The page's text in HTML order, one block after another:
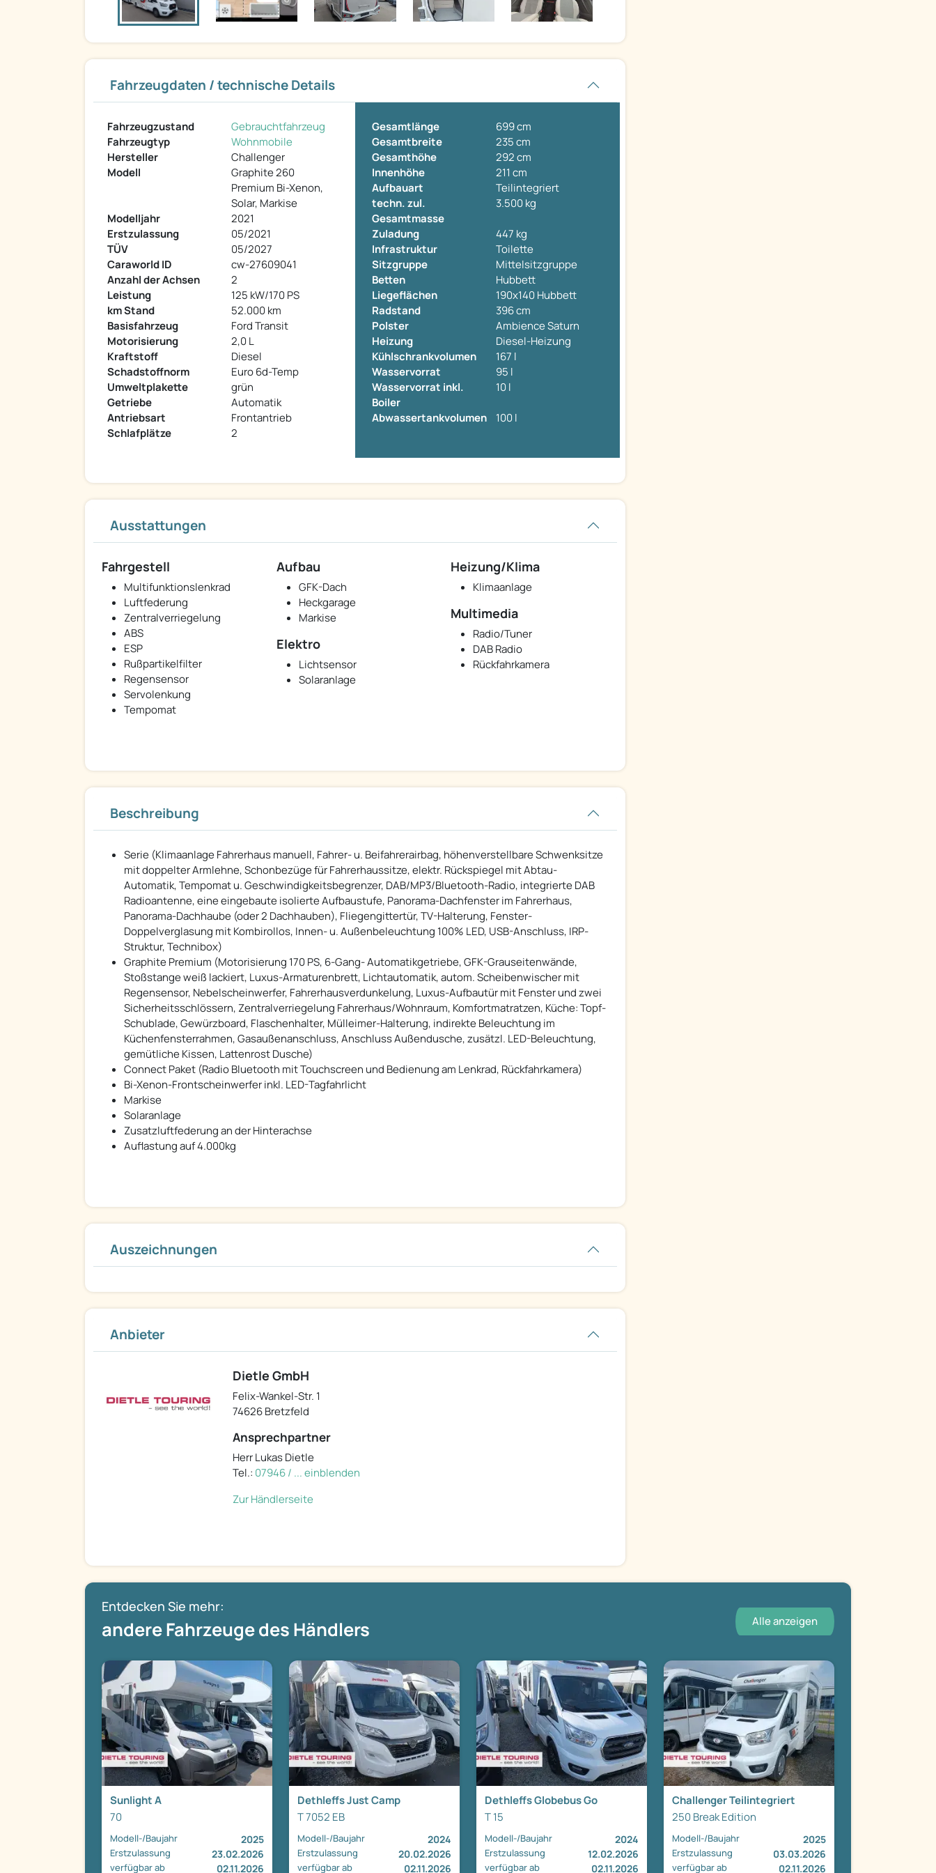
Fahrzeugdaten / technische Details
Fahrzeugzustand
Gebrauchtfahrzeug
Fahrzeugtyp
Wohnmobile
Hersteller
Challenger
Modell
Graphite 260
Premium Bi-Xenon,
Solar, Markise
Modelljahr
2021
Erstzulassung
05/2021
TÜV
05/2027
Caraworld ID
cw-27609041
Anzahl der Achsen
2
Leistung
125 kW/170 PS
km Stand
52.000 km
Basisfahrzeug
Ford Transit
Motorisierung
2,0 L
Kraftstoff
Diesel
Schadstoffnorm
Euro 6d-Temp
Umweltplakette
grün
Getriebe
Automatik
Antriebsart
Frontantrieb
Schlafplätze
2
Gesamtlänge
699 cm
Gesamtbreite
235 cm
Gesamthöhe
292 cm
Innenhöhe
211 cm
Aufbauart
Teilintegriert
techn. zul.
Gesamtmasse
3.500 kg
Zuladung
447 kg
Infrastruktur
Toilette
Sitzgruppe
Mittelsitzgruppe
Betten
Hubbett
Liegeflächen
190x140 Hubbett
Radstand
396 cm
Polster
Ambience Saturn
Heizung
Diesel-Heizung
Kühlschrankvolumen
167 l
Wasservorrat
95 l
Wasservorrat inkl.
Boiler
10 l
Abwassertankvolumen 100 l
Ausstattungen
Fahrgestell
Multifunktionslenkrad
Luftfederung
Zentralverriegelung
ABS
ESP
Rußpartikelfilter
Regensensor
Servolenkung
Tempomat
Aufbau
GFK-Dach
Heckgarage
Markise
Heizung/Klima
Klimaanlage
Multimedia
Radio/Tuner
DAB Radio
Rückfahrkamera
Elektro
Lichtsensor
Solaranlage
Beschreibung
Serie (Klimaanlage Fahrerhaus manuell, Fahrer- u. Beifahrerairbag, höhenverstellbare Schwenksitze
mit doppelter Armlehne, Schonbezüge für Fahrerhaussitze, elektr. Rückspiegel mit Abtau-
Automatik, Tempomat u. Geschwindigkeitsbegrenzer, DAB/MP3/Bluetooth-Radio, integrierte DAB
Radioantenne, eine eingebaute isolierte Aufbaustufe, Panorama-Dachfenster im Fahrerhaus,
Panorama-Dachhaube (oder 2 Dachhauben), Fliegengittertür, TV-Halterung, Fenster-
Doppelverglasung mit Kombirollos, Innen- u. Außenbeleuchtung 100% LED, USB-Anschluss, IRP-
Struktur, Technibox)
Graphite Premium (Motorisierung 170 PS, 6-Gang- Automatikgetriebe, GFK-Grauseitenwände,
Stoßstange weiß lackiert, Luxus-Armaturenbrett, Lichtautomatik, autom. Scheibenwischer mit
Regensensor, Nebelscheinwerfer, Fahrerhausverdunkelung, Luxus-Aufbautür mit Fenster und zwei
Sicherheitsschlössern, Zentralverriegelung Fahrerhaus/Wohnraum, Komfortmatratzen, Küche: Topf-
Schublade, Gewürzboard, Flaschenhalter, Mülleimer-Halterung, indirekte Beleuchtung im
Küchenfensterrahmen, Gasaußenanschluss, Anschluss Außendusche, zusätzl. LED-Beleuchtung,
gemütliche Kissen, Lattenrost Dusche)
Connect Paket (Radio Bluetooth mit Touchscreen und Bedienung am Lenkrad, Rückfahrkamera)
Bi-Xenon-Frontscheinwerfer inkl. LED-Tagfahrlicht
Markise
Solaranlage
Zusatzluftfederung an der Hinterachse
Auflastung auf 4.000kg
Auszeichnungen
Anbieter
Dietle GmbH
Felix-Wankel-Str. 1
74626 Bretzfeld
Ansprechpartner
Herr Lukas Dietle
Tel.: 07946 / ... einblenden
Zur Händlerseite
Entdecken Sie mehr:
andere Fahrzeuge des Händlers Alle anzeigen
Sunlight A
70
Modell-/Baujahr 2025
Erstzulassung 23.02.2026
verfügbar ab 02.11.2026
Dethleffs Just Camp
T 7052 EB
Modell-/Baujahr 2024
Erstzulassung 20.02.2026
verfügbar ab 02.11.2026
Dethleffs Globebus Go
T 15
Modell-/Baujahr 2024
Erstzulassung 12.02.2026
verfügbar ab 02.11.2026
Challenger Teilintegriert
250 Break Edition
Modell-/Baujahr 2025
Erstzulassung 03.03.2026
verfügbar ab 02.11.2026